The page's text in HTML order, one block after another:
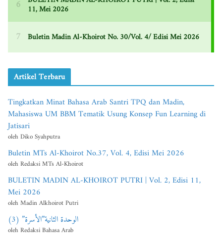
Artikel Terbaru
Tingkatkan Minat Bahasa Arab Santri TPQ dan Madin,
Mahasiswa UM BBM Tematik Usung Konsep Fun Learning di
Jatisari
oleh Diko Syahputra
Buletin MTs Al-Khoirot No.37, Vol. 4, Edisi Mei 2026
oleh Redaksi MTs Al-Khoirot
BULETIN MADIN AL-KHOIROT PUTRI | Vol. 2, Edisi 11,
Mei 2026
oleh Madin Alkhoirot Putri
الوحدة الثانية”الأسرة” (3)
oleh Redaksi Bahasa Arab